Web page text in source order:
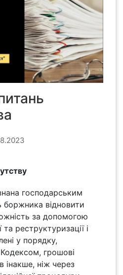
господарським
боржника відновити
за допомогою
реструктуризації і
у порядку,
грошові
інакше, ніж через